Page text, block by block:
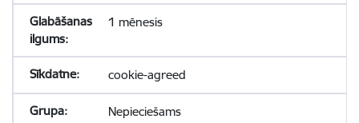
1 mēnesis
cookie-agreed
Nepieciešams